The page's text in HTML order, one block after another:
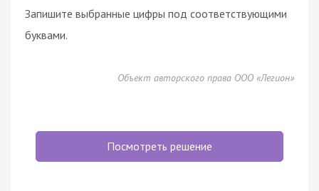
Запишите выбранные цифры под соответствующими
буквами.
Объект авторского права ООО «Легион»
Посмотреть решение